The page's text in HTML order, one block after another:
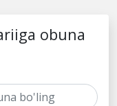
obuna